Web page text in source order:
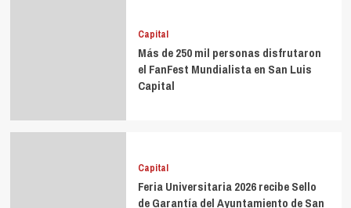
Capital
Más de 250 mil personas disfrutaron
el FanFest Mundialista en San Luis
Capital
Capital
Feria Universitaria 2026 recibe Sello
de Garantía del Ayuntamiento de San